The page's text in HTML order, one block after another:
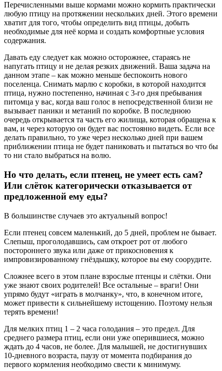
Перечисленными выше кормами можно кормить практически
любую птицу на протяжении нескольких дней. Этого времени
хватит для того, чтобы определить вид птицы, добыть
необходимые для неё корма и создать комфортные условия
содержания.
Давать еду следует как можно осторожнее, стараясь не
напугать птицу и не делая резких движений. Ваша задача на
данном этапе – как можно меньше беспокоить нового
поселенца. Снимать марлю с коробки, в которой находится
птица, нужно постепенно, начиная с 3-го дня пребывания
питомца у вас, когда ваш голос в непосредственной близи не
вызывает паники и метаний по коробке. В последнюю
очередь открывается та часть его жилища, которая обращена к
вам, и через которую он будет вас постоянно видеть. Если все
делать правильно, то уже через несколько дней при вашем
приближении птица не будет паниковать и пытаться во что бы
то ни стало выбраться на волю.
Но что делать, если птенец, не умеет есть сам?
Или слёток категорически отказывается от
предложенной ему еды?
В большинстве случаев это актуальный вопрос!
Если птенец совсем маленький, до 5 дней, проблем не бывает.
Слепыш, проголодавшись, сам откроет рот от любого
постороннего звука или даже от прикосновения к
импровизированному гнёздышку, которое вы ему соорудите.
Сложнее всего в этом плане взрослые птенцы и слётки. Они
уже знают своих родителей! Все остальные – враги! Они
упрямо будут «играть в молчанку», что, в конечном итоге,
может привести к сильнейшему истощению. Поэтому нельзя
терять времени!
Для мелких птиц 1 – 2 часа голодания – это предел. Для
среднего размера птиц, если они уже оперившиеся, можно
ждать до 4 часов, не более. Для малышей, не достигнувших
10-дневного возраста, паузу от момента подбирания до
первого кормления необходимо свести к минимуму.